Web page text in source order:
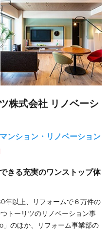
株式会社 リノベーシ
ンション・リノベーション
きる充実のワンストップ体
年以上、リフォームで６万件の
トーリツのリノベーション事
のほか、リフォーム事業部の